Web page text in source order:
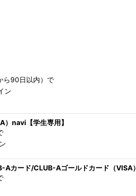
90日以内） で
ン
）navi【学生専用】
Aカード/CLUB-Aゴールドカード（VISA）